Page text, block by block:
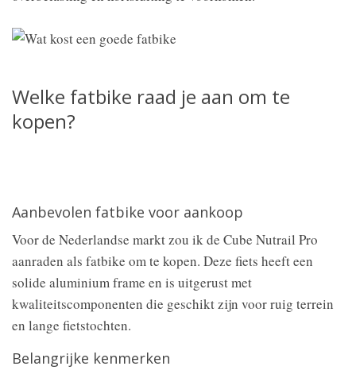
Welke fatbike raad je aan om te
kopen?
Aanbevolen fatbike voor aankoop
Voor de Nederlandse markt zou ik de Cube Nutrail Pro
aanraden als fatbike om te kopen. Deze fiets heeft een
solide aluminium frame en is uitgerust met
kwaliteitscomponenten die geschikt zijn voor ruig terrein
en lange fietstochten.
Belangrijke kenmerken